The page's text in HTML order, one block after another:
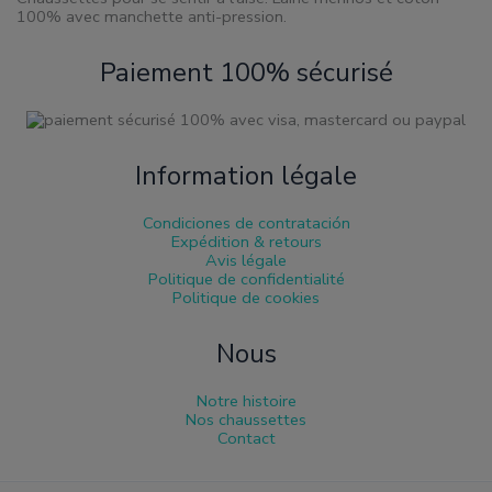
100% avec manchette anti-pression.
Paiement 100% sécurisé
Information légale
Condiciones de contratación
Expédition & retours
Avis légale
Politique de confidentialité
Politique de cookies
Nous
Notre histoire
Nos chaussettes
Contact